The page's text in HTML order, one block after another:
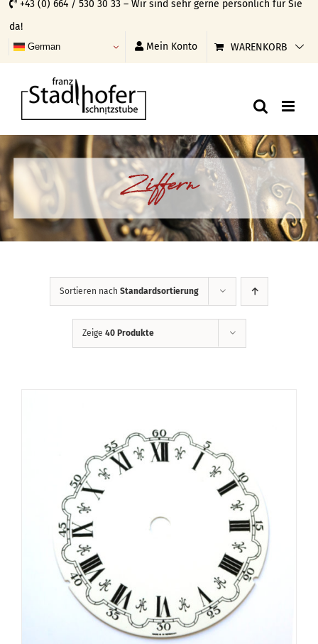
Skip
to
content
+43 (0) 664 / 530 30 33 – Wir sind sehr gerne persönlich für Sie
da!
German Mein Konto WARENKORB
Ziffern
Sortieren nach Standardsortierung
Zeige 40 Produkte